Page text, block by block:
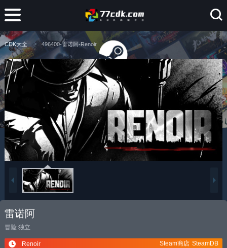
CDK大全 496400-雷诺阿-Renoir
雷诺阿
冒险 独立
Renoir SteamDB
Steam商店